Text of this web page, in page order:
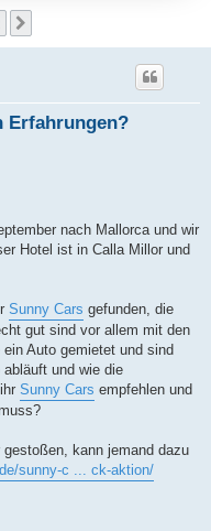
Erfahrungen?
nach Mallorca und wir
Hotel ist in Calla Millor und
Sunny Cars gefunden, die
gut sind vor allem mit den
Auto gemietet und sind
und wie die
Sunny Cars empfehlen und
kann jemand dazu
sunny-c ... ck-aktion/